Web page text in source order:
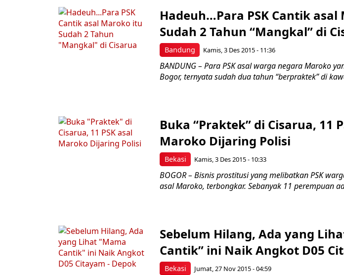
Bandung
Hadeuh…Para PSK Cantik
Sudah 2 Tahun “Mangkal” di
Kamis, 3 Des 2015 - 11:36
BANDUNG – Para PSK asal warga negara Maroko
Bogor, ternyata sudah dua tahun “berpraktek” di
Bekasi
Buka “Praktek” di Cisarua, 11
Maroko Dijaring Polisi
Kamis, 3 Des 2015 - 10:33
BOGOR – Bisnis prostitusi yang melibatkan PSK
asal Maroko, terbongkar. Sebanyak 11 perempuan
Bekasi
Sebelum Hilang, Ada yang
Cantik” ini Naik Angkot D05
Jumat, 27 Nov 2015 - 04:59